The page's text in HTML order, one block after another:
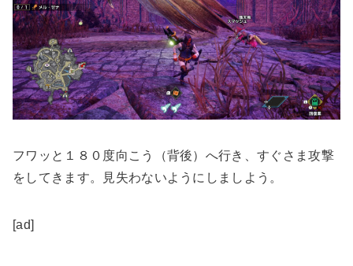
フワッと１８０度向こう（背後）へ行き、すぐさま攻撃
をしてきます。見失わないようにしましよう。
[ad]